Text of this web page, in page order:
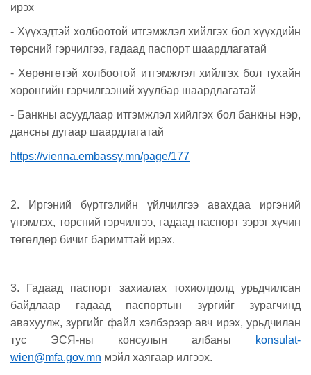
ирэх
- Хүүхэдтэй холбоотой итгэмжлэл хийлгэх бол хүүхдийн
төрсний гэрчилгээ, гадаад паспорт шаардлагатай
- Хөрөнгөтэй холбоотой итгэмжлэл хийлгэх бол тухайн
хөрөнгийн гэрчилгээний хуулбар шаардлагатай
- Банкны асуудлаар итгэмжлэл хийлгэх бол банкны нэр,
дансны дугаар шаардлагатай
https://vienna.embassy.mn/page/177
2. Иргэний бүртгэлийн үйлчилгээ авахдаа иргэний
үнэмлэх, төрсний гэрчилгээ, гадаад паспорт зэрэг хүчин
төгөлдөр бичиг баримттай ирэх.
3. Гадаад паспорт захиалах тохиолдолд урьдчилсан
байдлаар гадаад паспортын зургийг зурагчинд
авахуулж, зургийг файл хэлбэрээр авч ирэх, урьдчилан
тус ЭСЯ-ны консулын албаны
konsulat-
wien@mfa.gov.mn мэйл хаягаар илгээх.